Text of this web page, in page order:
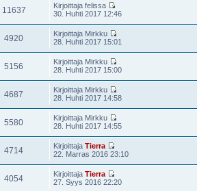
11637
Kirjoittaja felissa
30. Huhti 2017 12:46
4920
Kirjoittaja Mirkku
28. Huhti 2017 15:01
5156
Kirjoittaja Mirkku
28. Huhti 2017 15:00
4687
Kirjoittaja Mirkku
28. Huhti 2017 14:58
5580
Kirjoittaja Mirkku
28. Huhti 2017 14:55
4714 KirjoittajaTierra
22. Marras 2016 23:10
4054 KirjoittajaTierra
27. Syys 2016 22:20